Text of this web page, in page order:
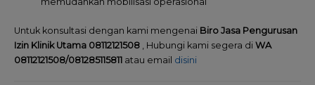
Untuk konsultasi dengan kami mengenai Biro Jasa Pengurusan
Izin Klinik Utama 08112121508
, Hubungi kami segera di WA
08112121508/081285115811 atau email disini